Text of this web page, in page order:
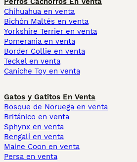
Chihuahua en venta
Bichón Maltés en venta
Yorkshire Terrier en venta
Pomerania en venta
Border Collie en venta
Teckel en venta
Caniche Toy en venta
Gatos y Gatitos En Venta
Bosque de Noruega en venta
Británico en venta
Sphynx en venta
Bengalí en venta
Maine Coon en venta
Persa en venta